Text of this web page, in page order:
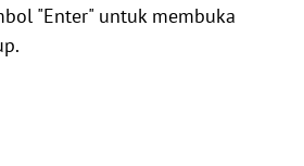
"Enter" untuk membuka